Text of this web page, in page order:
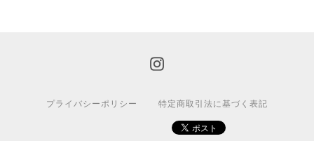
プライバシーポリシー 特定商取引法に基づく表記